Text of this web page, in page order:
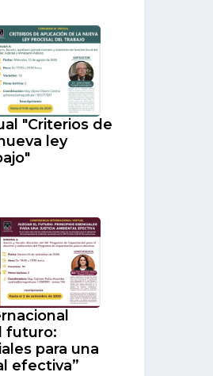
"Criterios de
ley
futuro:
para una
efectiva”